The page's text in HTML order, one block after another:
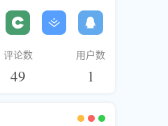
评论数
49
用户数
1